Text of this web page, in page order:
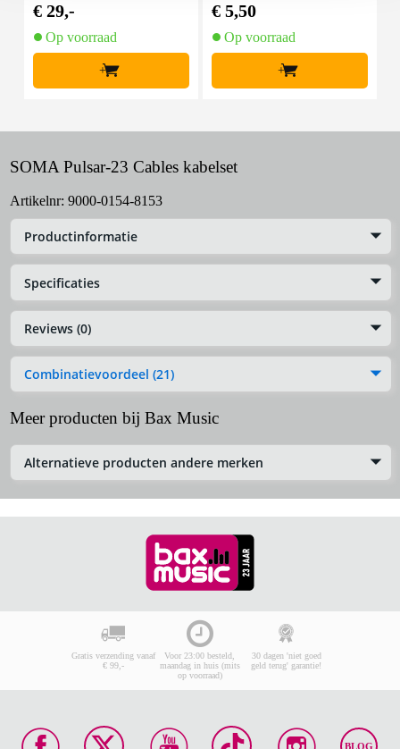
€ 29,-
Op voorraad
+
€ 5,50
Op voorraad
+
SOMA Pulsar-23 Cables kabelset
Artikelnr: 9000-0154-8153
Productinformatie
Specificaties
Reviews (0)
Combinatievoordeel (21)
Meer producten bij Bax Music
Alternatieve producten andere merken
Gratis verzending vanaf
€ 99,-
Voor 23:00 besteld,
maandag in huis (mits
op voorraad)
30 dagen 'niet goed
geld terug' garantie!
BLOG